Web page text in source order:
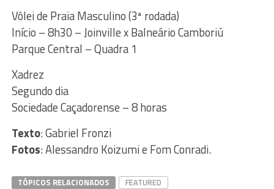
Vôlei de Praia Masculino (3ª rodada)
Início – 8h30 – Joinville x Balneário Camboriú
Parque Central – Quadra 1
Xadrez
Segundo dia
Sociedade Caçadorense – 8 horas
Texto: Gabriel Fronzi
Fotos: Alessandro Koizumi e Fom Conradi.
TÓPICOS RELACIONADOS FEATURED